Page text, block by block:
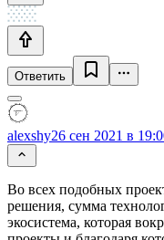
Ответить
alexshy26 сен 2021 в
Во всех подобных
решения, сумма
экосистема, которая